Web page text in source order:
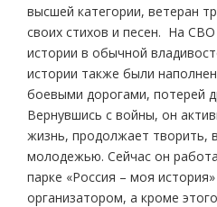
высшей категории, ветеран
своих стихов и песен. На
истории в обычной
истории также были
боевыми дорогами, потерей
Вернувшись с войны, он
жизнь, продолжает творить,
молодежью. Сейчас он
парке «Россия – моя
организатором, а кроме